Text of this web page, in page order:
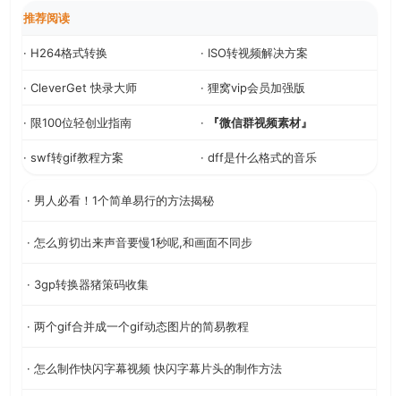
推荐阅读
· H264格式转换 · ISO转视频解决方案
· CleverGet 快录大师 · 狸窝vip会员加强版
· 限100位轻创业指南 · 『微信群视频素材』
· swf转gif教程方案 · dff是什么格式的音乐
· 男人必看！1个简单易行的方法揭秘
· 怎么剪切出来声音要慢1秒呢,和画面不同步
· 3gp转换器猪策码收集
· 两个gif合并成一个gif动态图片的简易教程
· 怎么制作快闪字幕视频 快闪字幕片头的制作方法